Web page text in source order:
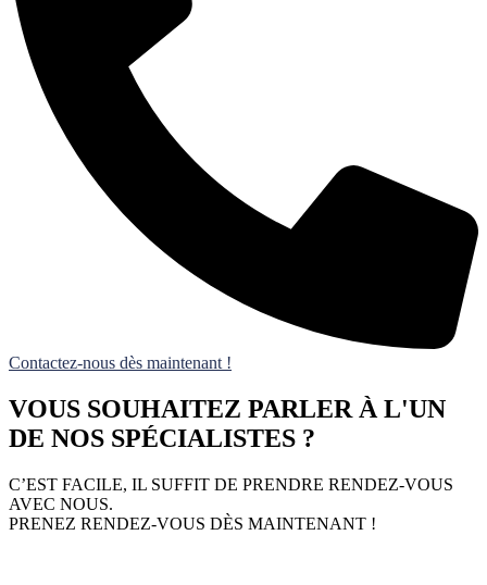
Contactez-nous dès maintenant !
VOUS SOUHAITEZ PARLER À L'UN
DE NOS SPÉCIALISTES ?
C’EST FACILE, IL SUFFIT DE PRENDRE RENDEZ-VOUS
AVEC NOUS.
PRENEZ RENDEZ-VOUS DÈS MAINTENANT !